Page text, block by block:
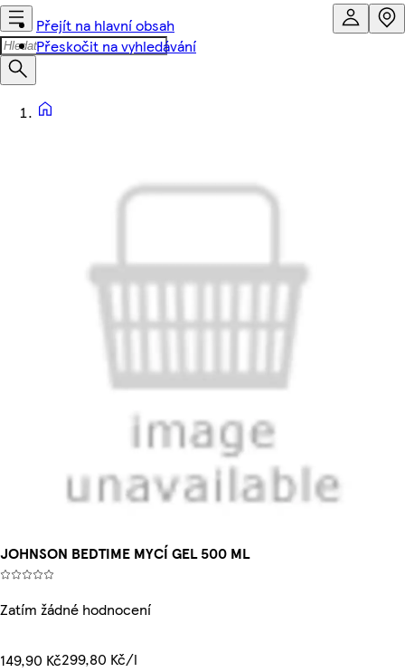
Přejít na hlavní obsah
Přeskočit na vyhledávání
JOHNSON BEDTIME MYCÍ GEL 500 ML
Zatím žádné hodnocení
149,90 Kč299,80 Kč/l